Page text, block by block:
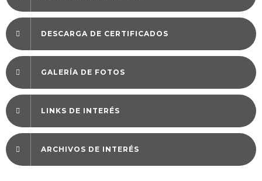
DESCARGA DE CERTIFICADOS
GALERÍA DE FOTOS
LINKS DE INTERÉS
ARCHIVOS DE INTERÉS